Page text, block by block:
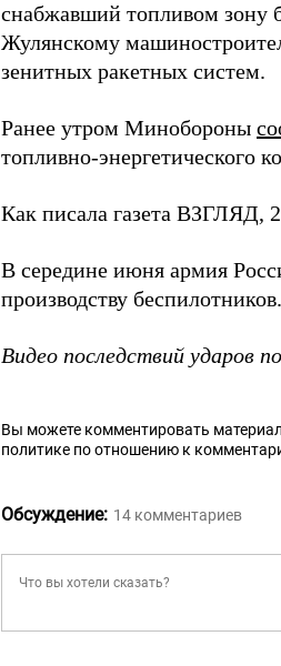
снабжавший топливом зону
Жулянскому
зенитных ракетных систем.
Ранее утром Минобороны
топливно-энергетического
Как писала газета ВЗГЛЯД,
В середине июня армия
производству беспилотников.
Видео последствий ударов
Вы можете комментировать
политике по отношению к
Обсуждение: 14 комментариев